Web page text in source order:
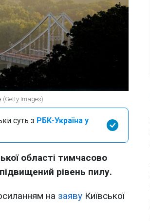
(Getty Images)
суть з РБК-Україна у
області тимчасово
рівень пилу.
на заяву Київської